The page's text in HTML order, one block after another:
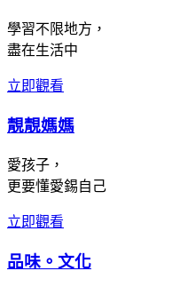
學習不限地方，
盡在生活中
立即觀看
靚靚媽媽
愛孩子，
更要懂愛錫自己
立即觀看
品味。文化